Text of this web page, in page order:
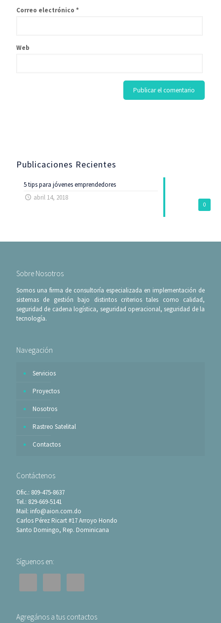
Correo electrónico *
Web
Publicaciones Recientes
0
5 tips para jóvenes emprendedores
abril 14, 2018
Sobre Nosotros
Somos una firma de consultoría especializada en implementación de
sistemas de gestión bajo distintos criterios tales como calidad,
seguridad de cadena logística, seguridad operacional, seguridad de la
tecnología.
Navegación
Servicios
Proyectos
Nosotros
Rastreo Satelital
Contactos
Contáctenos
Ofic.: 809-475-8637
Tel.: 829-669-5141
Mail: info@aion.com.do
Carlos Pérez Ricart #17 Arroyo Hondo
Santo Domingo, Rep. Dominicana
Síguenos en:
Agregános a tus contactos